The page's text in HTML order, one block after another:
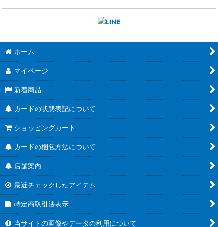
ホーム
マイページ
新着商品
カードの状態表記について
ショッピングカート
カードの梱包方法について
店舗案内
最近チェックしたアイテム
特定商取引法表示
当サイトの画像やデータの利用について